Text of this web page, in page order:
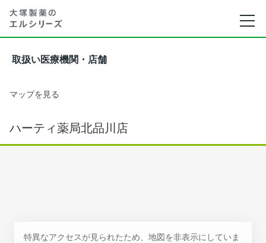
取扱い医療機関・店舗
マップを見る
ハーティ薬局北品川店
特異なアクセスが見られたため、地図を非表示にしていま